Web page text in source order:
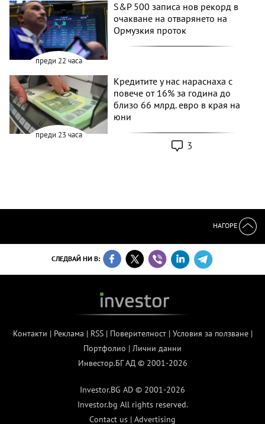
преди 22 часа
S&P 500 записа нов рекорд в
очакване на отварянето на
Ормузкия проток
преди 23 часа
Кредитите у нас нараснаха с
повече от 16% за година до
близо 66 млрд. евро в края на
юни
3
НАГОРЕ
СЛЕДВАЙ НИ В:
Контакти | Реклама | RSS| Поверителност| Условия за ползване|
Портфолио | Лични данни
Инвестор.БГ АД © 2001-2026
Investor.BG AD © 2001-2026
Investor.bg All rights reserved.
Contact us | Advertising